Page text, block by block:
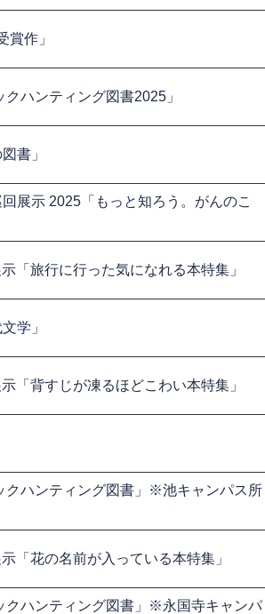
賞作」
クハンティング図書2025」
書」
展示 2025「もっと知ろう。がんのこ
「旅行に行った気になれる本特集」
学」
「背すじが凍るほどこわい本特集」
クハンティング図書」※池キャンパス所
「花の名前が入っている本特集」
クハンティング図書」※永国寺キャンパ